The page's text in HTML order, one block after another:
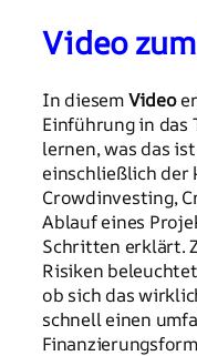
Video
In diesemVideo
Einführung in das
lernen, was das
einschließlich der
Crowdinvesting,
Ablauf eines
Schritten erklärt.
Risiken
ob sich das
schnell einen